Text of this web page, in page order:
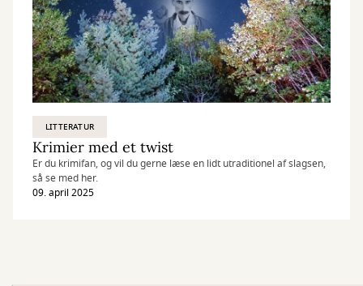
LITTERATUR
Krimier med et twist
Er du krimifan, og vil du gerne læse en lidt utraditionel af slagsen,
så se med her.
09. april 2025